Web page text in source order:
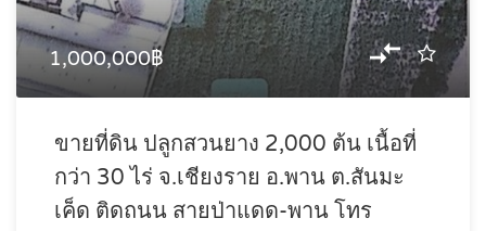
1,000,000฿
ขายที่ดิน ปลูกสวนยาง 2,000 ต้น เนื้อที่
กว่า 30 ไร่ จ.เชียงราย อ.พาน ต.สันมะ
เค็ด ติดถนน สายป่าแดด-พาน โทร